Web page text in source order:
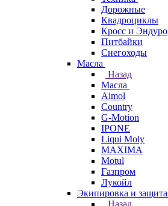
Дорожные
Квадроциклы
Кросс и Эндуро
Питбайки
Снегоходы
Масла
Назад
Масла
Aimol
Country
G-Motion
IPONE
Liqui Moly
MAXIMA
Motul
Газпром
Лукойл
Экипировка и защита
Назад